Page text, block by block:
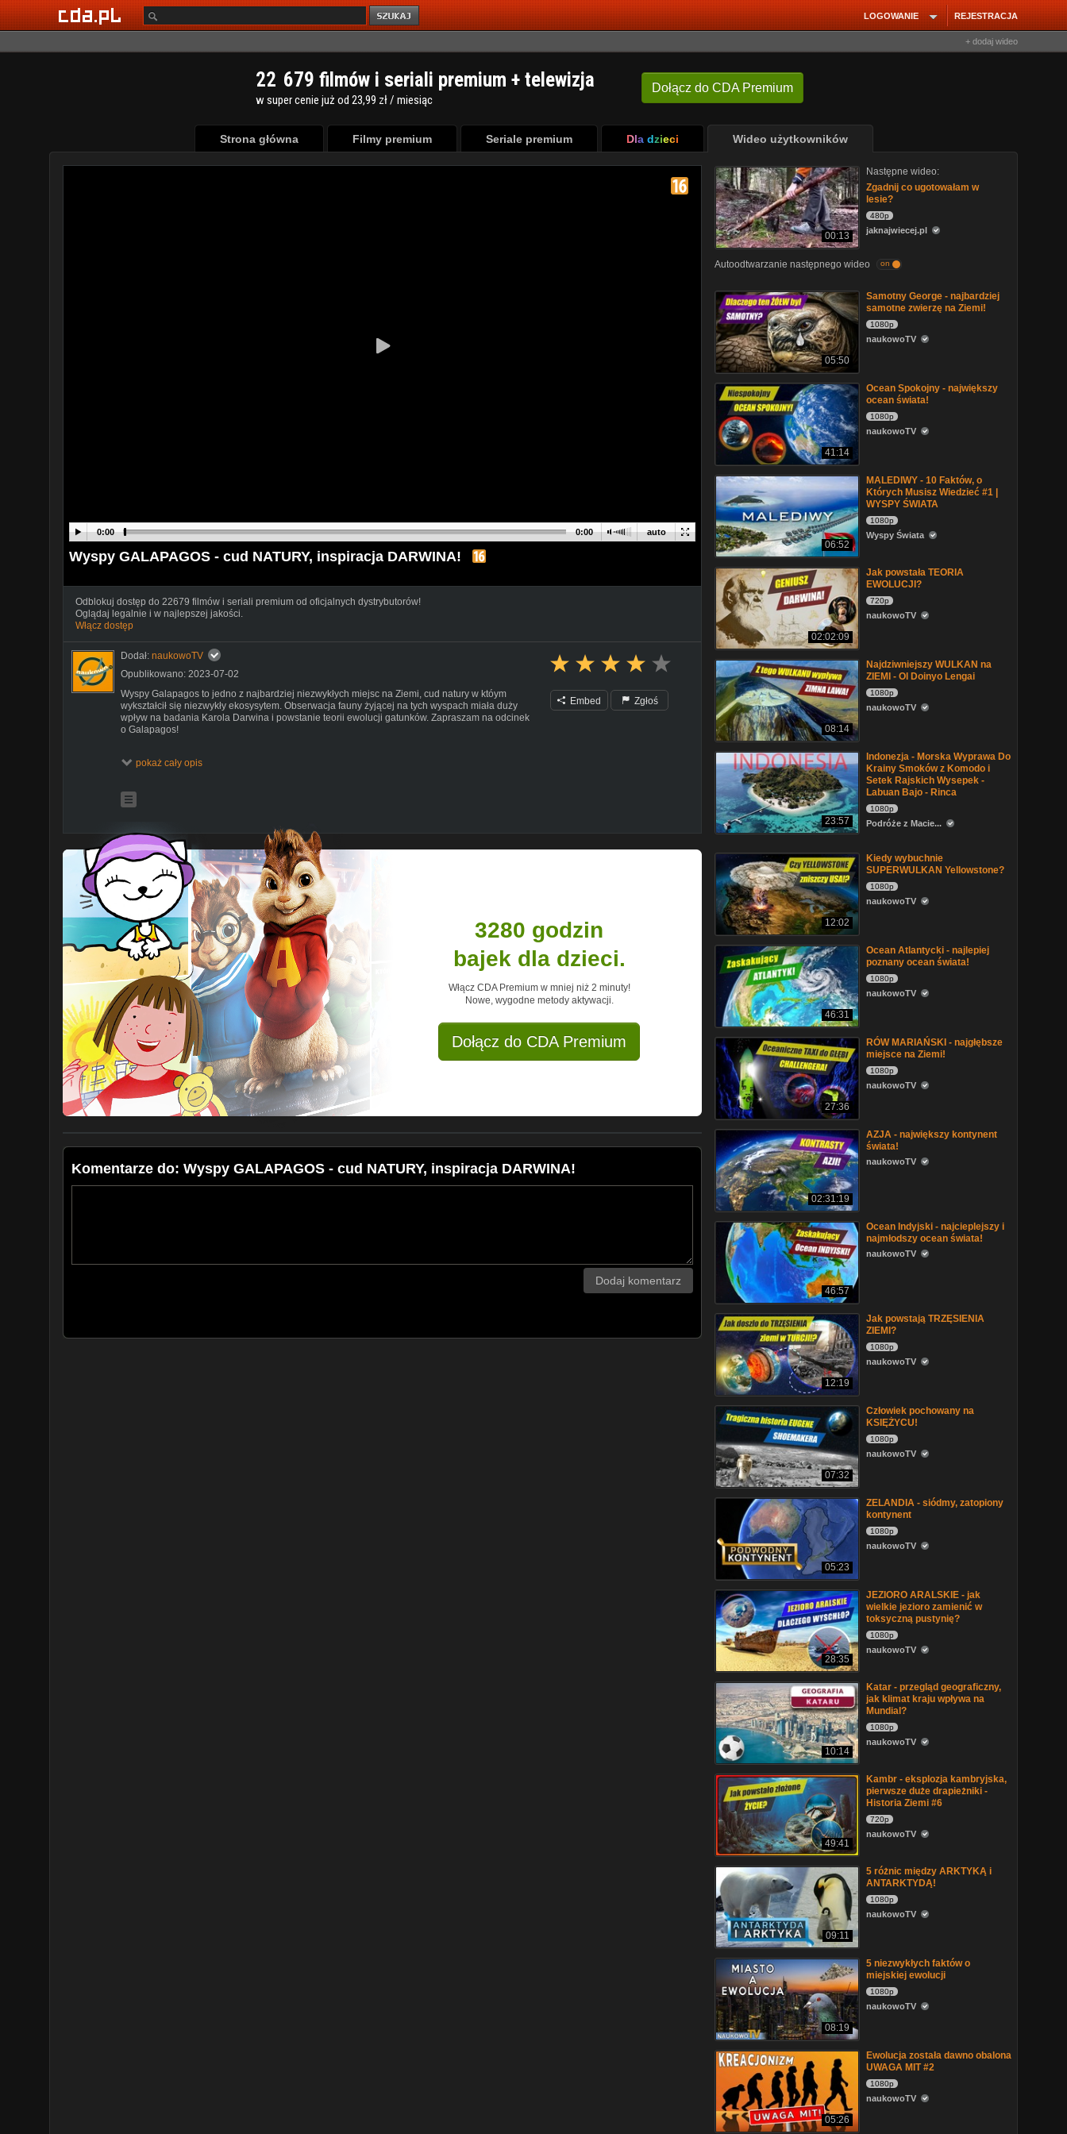
REJESTRACJA
LOGOWANIE
+ dodaj wideo
Dołącz do CDA Premium
22 679 filmów i seriali premium + telewizja
w super cenie już od 23,99 zł / miesiąc
Strona główna Filmy premium Seriale premium Dla dzieci Wideo użytkowników
auto
0:00 0:00
Wyspy GALAPAGOS - cud NATURY, inspiracja DARWINA!
Odblokuj dostęp do 22679 filmów i seriali premium od oficjalnych dystrybutorów!
Oglądaj legalnie i w najlepszej jakości.
Włącz dostęp
Dodał: naukowoTV
Opublikowano: 2023-07-02
Wyspy Galapagos to jedno z najbardziej niezwykłych miejsc na Ziemi, cud natury w któym
wykształcił się niezwykły ekosysytem. Obserwacja fauny żyjącej na tych wyspach miała duży
wpływ na badania Karola Darwina i powstanie teorii ewolucji gatunków. Zapraszam na odcinek
o Galapagos!
0:00 Wstęp
2:17 Geologia, wulkanizm i tektonika
5:28 Klimat
9:09 Legwan morski
9:41 Podziękowania dla Patronów
10:07 Ptaki
11:46 Zięby Darwina
12:53 Ochrona Galapagos
----------------------------------------
Jeśli chcesz mieć realny wpływ na jakość i ilość publikowanych materiałów na tym kanale
możesz zostać moim Patronem
PATRONITE https://patronite.pl/NaukowoTV
lub postawić mi kawę:
BUYCOFFEE buycoffee.to/naukowotv
Wszelkie środki przekazywane są na rozwój projektu.
----------------------------------------
DZIAŁALNOŚĆ NAUKOWOTV:
Kontakt E-mail: krzysiek.naukowotv@gmail.com
SKLEP PREHISTORIC SHOP:
Strona sklepuhttps://prehistoricshop.pl/
Sklep na facebookuhttps://www.facebook.com/profile.php?id100086443628037
DODATKOWE LINKI:
https://www.facebook.com/naukowotv/
Discordhttps://discord.gg/dmH6FkaSDv
----------------------------------------
https://www.galapagos.org/about_galapagos/history/
pokaż cały opis
Embed Zgłoś
3280 godzin
bajek dla dzieci.
Włącz CDA Premium w mniej niż 2 minuty!
Nowe, wygodne metody aktywacji.
Dołącz do CDA Premium
Komentarze do: Wyspy GALAPAGOS - cud NATURY, inspiracja DARWINA!
Dodaj komentarz
00:13
Następne wideo:
Zgadnij co ugotowałam w
lesie?
480p
jaknajwiecej.pl
Autoodtwarzanie następnego wideo on
05:50
Samotny George - najbardziej
samotne zwierzę na Ziemi!
1080p
naukowoTV
41:14
Ocean Spokojny - największy
ocean świata!
1080p
naukowoTV
06:52
MALEDIWY - 10 Faktów, o
Których Musisz Wiedzieć #1 |
WYSPY ŚWIATA
1080p
Wyspy Świata
02:02:09
Jak powstała TEORIA
EWOLUCJI?
720p
naukowoTV
08:14
Najdziwniejszy WULKAN na
ZIEMI - Ol Doinyo Lengai
1080p
naukowoTV
23:57
Indonezja - Morska Wyprawa Do
Krainy Smoków z Komodo i
Setek Rajskich Wysepek -
Labuan Bajo - Rinca
1080p
Podróże z Macie...
12:02
Kiedy wybuchnie
SUPERWULKAN Yellowstone?
1080p
naukowoTV
46:31
Ocean Atlantycki - najlepiej
poznany ocean świata!
1080p
naukowoTV
27:36
RÓW MARIAŃSKI - najgłębsze
miejsce na Ziemi!
1080p
naukowoTV
02:31:19
AZJA - największy kontynent
świata!
naukowoTV
46:57
Ocean Indyjski - najcieplejszy i
najmłodszy ocean świata!
naukowoTV
12:19
Jak powstają TRZĘSIENIA
ZIEMI?
1080p
naukowoTV
07:32
Człowiek pochowany na
KSIĘŻYCU!
1080p
naukowoTV
05:23
ZELANDIA - siódmy, zatopiony
kontynent
1080p
naukowoTV
28:35
JEZIORO ARALSKIE - jak
wielkie jezioro zamienić w
toksyczną pustynię?
1080p
naukowoTV
10:14
Katar - przegląd geograficzny,
jak klimat kraju wpływa na
Mundial?
1080p
naukowoTV
49:41
Kambr - eksplozja kambryjska,
pierwsze duże drapieżniki -
Historia Ziemi #6
720p
naukowoTV
09:11
5 różnic między ARKTYKĄ i
ANTARKTYDĄ!
1080p
naukowoTV
08:19
5 niezwykłych faktów o
miejskiej ewolucji
1080p
naukowoTV
05:26
Ewolucja została dawno obalona
UWAGA MIT #2
1080p
naukowoTV